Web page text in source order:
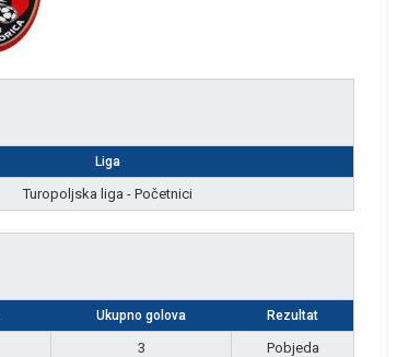
Liga
Turopoljska liga - Početnici
Ukupno golova Rezultat
3
Pobjeda